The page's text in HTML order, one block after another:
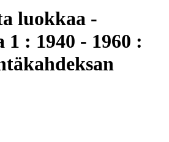
luokkaa -
1 : 1940 - 1960 :